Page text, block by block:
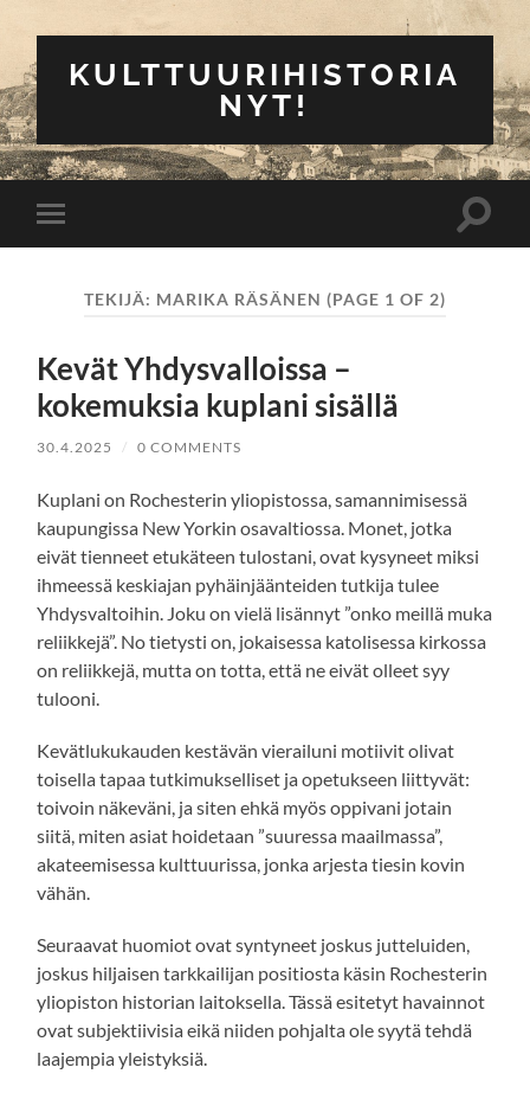
KULTTUURIHISTORIA
NYT!
Toggle
mobile
Toggle
TEKIJÄ: MARIKA RÄSÄNEN (PAGE 1 OF 2)
Kevät Yhdysvalloissa –
kokemuksia kuplani sisällä
30.4.2025 / 0 COMMENTS
Kuplani on Rochesterin yliopistossa, samannimisessä
kaupungissa New Yorkin osavaltiossa. Monet, jotka
eivät tienneet etukäteen tulostani, ovat kysyneet miksi
ihmeessä keskiajan pyhäinjäänteiden tutkija tulee
Yhdysvaltoihin. Joku on vielä lisännyt ”onko meillä muka
reliikkejä”. No tietysti on, jokaisessa katolisessa kirkossa
on reliikkejä, mutta on totta, että ne eivät olleet syy
tulooni.
Kevätlukukauden kestävän vierailuni motiivit olivat
toisella tapaa tutkimukselliset ja opetukseen liittyvät:
toivoin näkeväni, ja siten ehkä myös oppivani jotain
siitä, miten asiat hoidetaan ”suuressa maailmassa”,
akateemisessa kulttuurissa, jonka arjesta tiesin kovin
vähän.
Seuraavat huomiot ovat syntyneet joskus jutteluiden,
joskus hiljaisen tarkkailijan positiosta käsin Rochesterin
yliopiston historian laitoksella. Tässä esitetyt havainnot
ovat subjektiivisia eikä niiden pohjalta ole syytä tehdä
laajempia yleistyksiä.